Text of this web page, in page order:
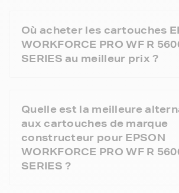
Où acheter les cartouches
WORKFORCE PRO WF R
SERIES au meilleur prix ?
Quelle est la meilleure
aux cartouches de marque
constructeur pour EPSON
WORKFORCE PRO WF R
SERIES ?